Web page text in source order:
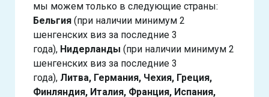
мы можем только в следующие страны:
Бельгия (при наличии минимум 2
шенгенских виз за последние 3
года), Нидерланды (при наличии минимум 2
шенгенских виз за последние 3
года), Литва, Германия, Чехия, Греция,
Финляндия, Италия, Франция, Испания,